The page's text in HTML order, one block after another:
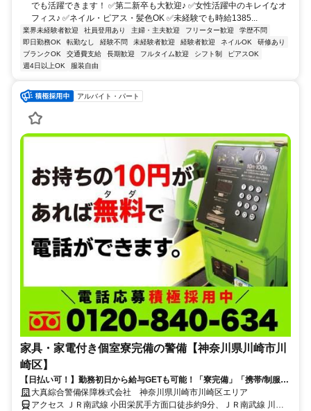
でも活躍できます！ ✅第二新卒も大歓迎♪ ✅女性活躍中のキレイなオ
フィス♪ ✅ネイル・ピアス・髪色OK ✅未経験でも時給1385...
業界未経験者歓迎 社員登用あり 主婦・主夫歓迎 フリーター歓迎
学歴不問
即日勤務OK
転勤なし 経験不問 未経験者歓迎 経験者歓迎 ネイルOK
研修あり
ブランクOK
交通費支給 長期歓迎 フルタイム歓迎 シフト制
ピアスOK
週4日以上OK
服装自由
アルバイト・パート
家具・家電付き個室寮完備の警備【神奈川県川崎市川
崎区】
【日払い可！】勤務初日から給与GETも可能！「寮完備」「携帯/制服貸
与」ですぐ働ける★直行直帰OK★
大真綜合警備保障株式会社 神奈川県川崎市川崎区エリア
アクセス ＪＲ南武線 小田栄尻手方面口徒歩約9分、ＪＲ南武線 川崎